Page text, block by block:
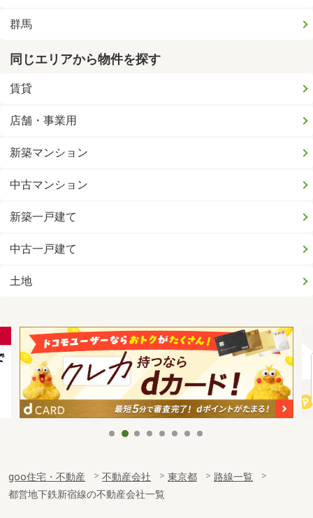
群馬
同じエリアから物件を探す
賃貸
店舗・事業用
新築マンション
中古マンション
新築一戸建て
中古一戸建て
土地
goo住宅・不動産 不動産会社 東京都
路線一覧
都営地下鉄新宿線の不動産会社一覧